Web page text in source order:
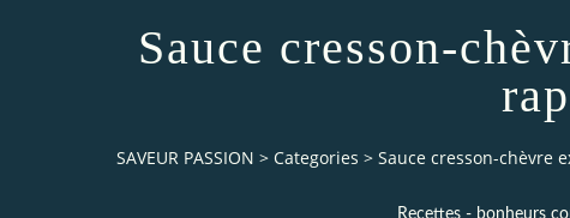
Sauce cresson-
SAVEUR PASSION > Categories > Sauce cresson-chèvre
Recettes - bonheurs